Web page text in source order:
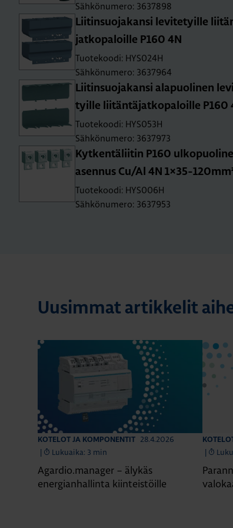
Sähkönumero: 3637898
Lii­tin­suo­ja­kan­si le­vi­te­tyil­le
jat­ko­pa­loil­le P160 4N
Tuotekoodi: HYS024H
Sähkönumero: 3637964
Lii­tin­suo­ja­kan­si ala­puo­li­nen
tyil­le lii­tän­tä­jat­ko­pa­loil­le P160
Tuotekoodi: HYS053H
Sähkönumero: 3637973
Kyt­ken­tä­lii­tin P160
asen­nus Cu/Al 4N 1×35-
Tuotekoodi: HYS006H
Sähkönumero: 3637953
Uusimmat artikkelit
KOTELOT JA KOMPONENTIT
28.4.2026
|
Lukuaika: 3 min
Agardio.manager – älykäs
energianhallinta kiinteistöille
|